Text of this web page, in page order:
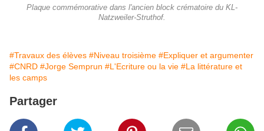
Plaque commémorative dans l'ancien block crématoire du KL-
Natzweiler-Struthof.
#Travaux des élèves #Niveau troisième #Expliquer et argumenter
#CNRD #Jorge Semprun #L'Ecriture ou la vie #La littérature et
les camps
Partager